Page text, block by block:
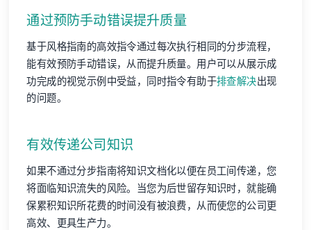
通过预防手动错误提升质量
基于风格指南的高效指令通过每次执行相同的分步流程，
能有效预防手动错误，从而提升质量。用户可以从展示成
功完成的视觉示例中受益，同时指令有助于排查解决出现
的问题。
有效传递公司知识
如果不通过分步指南将知识文档化以便在员工间传递，您
将面临知识流失的风险。当您为后世留存知识时，就能确
保累积知识所花费的时间没有被浪费，从而使您的公司更
高效、更具生产力。